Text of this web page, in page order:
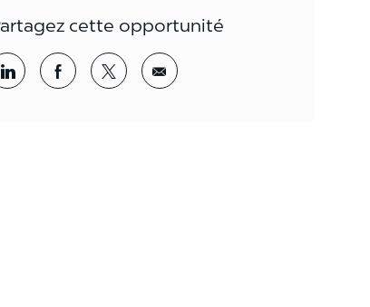
cette opportunité
Partager par LinkedIn
Partager par Facebook
<span style='background-color:
<span style='background-